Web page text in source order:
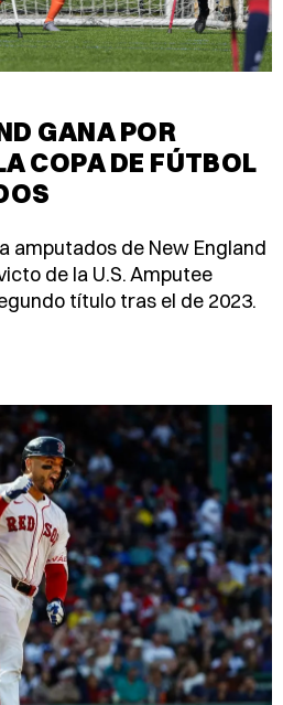
GANA POR
COPA DE FÚTBOL
amputados de New England
de la U.S. Amputee
título tras el de 2023.